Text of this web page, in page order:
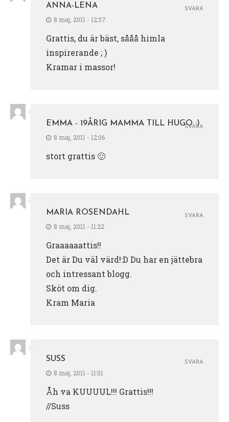
ANNA-LENA
8 maj, 2011 - 12:37
Grattis, du är bäst, sååå himla
inspirerande ; )
Kramar i massor!
SVARA
EMMA - 19ÅRIG MAMMA TILL HUGO :)
8 maj, 2011 - 12:06
stort grattis 🙂
SVARA
MARIA ROSENDAHL
8 maj, 2011 - 11:22
Graaaaaattis!!
Det är Du väl värd!:D Du har en jättebra
och intressant blogg.
Sköt om dig.
Kram Maria
SVARA
SUSS
8 maj, 2011 - 11:01
Åh va KUUUUL!!! Grattis!!!
//Suss
SVARA